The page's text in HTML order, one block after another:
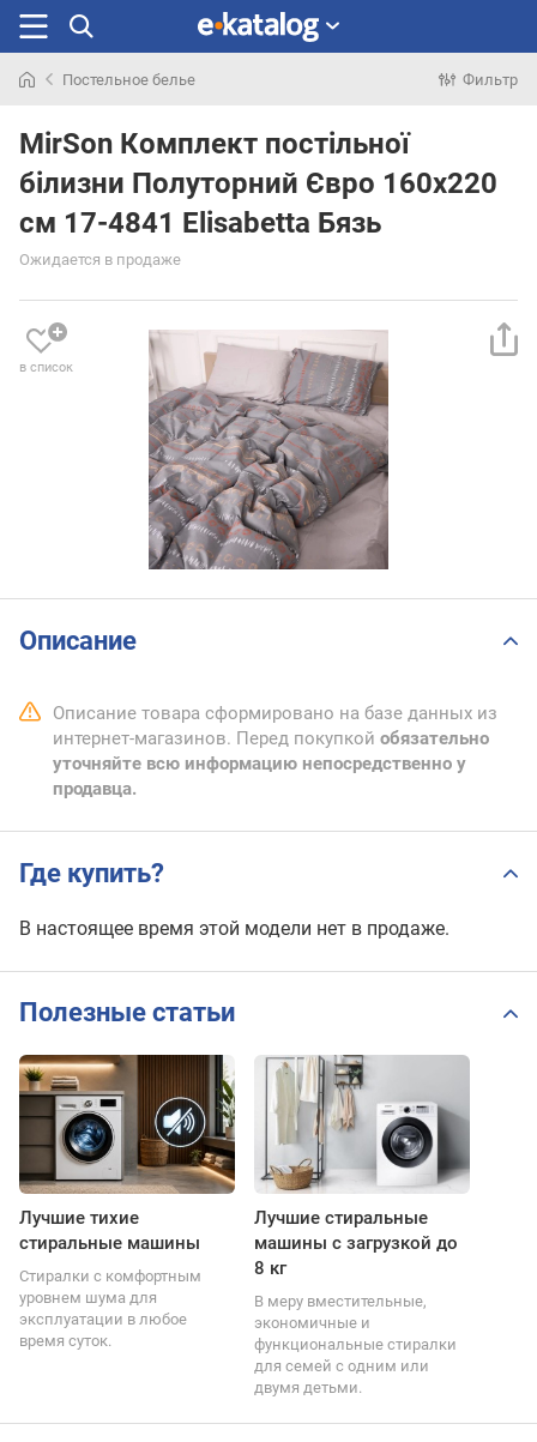
раньше
Постельное белье Фильтр
MirSon Комплект постільної
білизни Полуторний Євро 160х220
см 17-4841 Elisabetta Бязь
Ожидается в продаже
в список
Описание
Описание товара сформировано на базе данных из
интернет-магазинов. Перед покупкой обязательно
уточняйте всю информацию непосредственно у
продавца.
Где купить?
В настоящее время этой модели нет в продаже.
Полезные статьи
Лучшие тихие
стиральные машины
Стиралки с комфортным
уровнем шума для
эксплуатации в любое
время суток.
Лучшие стиральные
машины с загрузкой до
8 кг
В меру вместительные,
экономичные и
функциональные стиралки
для семей с одним или
двумя детьми.